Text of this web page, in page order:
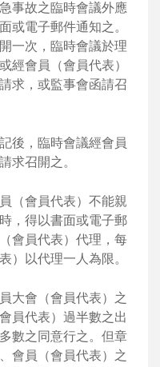
事故之臨時會議外應
或電子郵件通知之。
一次，臨時會議於理
經會員（會員代表）
求，或監事會函請召
後，臨時會議經會員
求召開之。
（會員代表）不能親
，得以書面或電子郵
會員代表）代理，每
）以代理一人為限。
大會（會員代表）之
員代表）過半數之出
數之同意行之。但章
會員（會員代表）之